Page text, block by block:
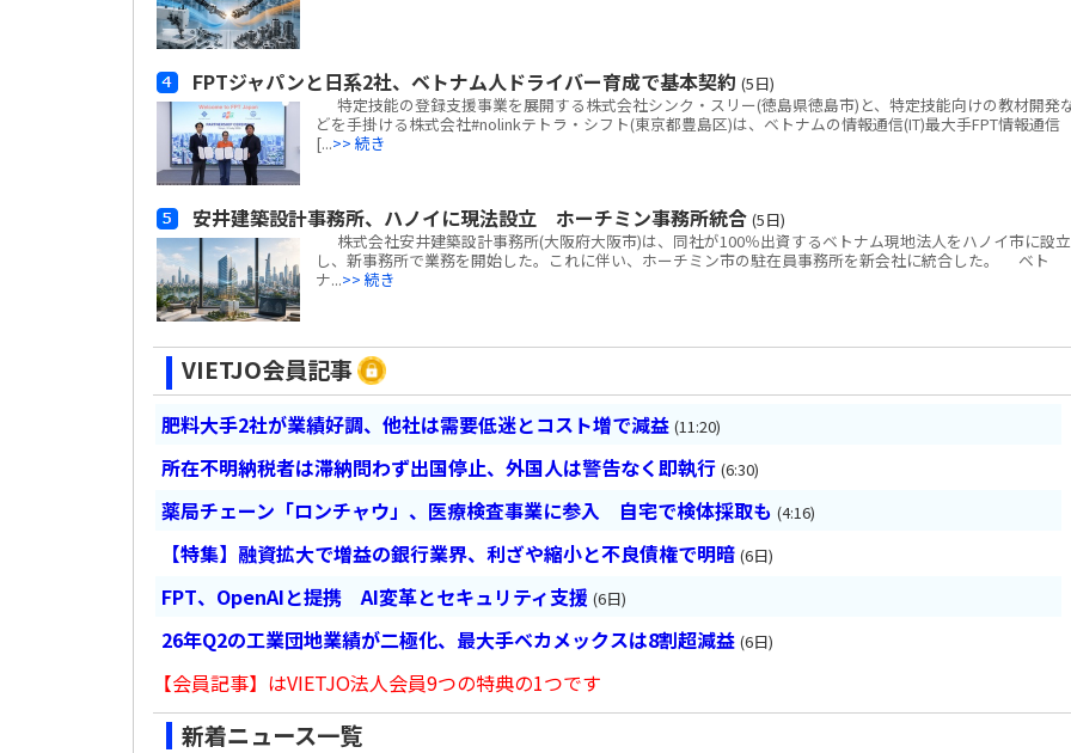
FPTジャパンと日系2社、ベトナム人ドライバー育成で基本契約 (5日)
特定技能の登録支援事業を展開する株式会社シンク・スリー(徳島県徳島市)と、特定技能向けの教材開発
どを手掛ける株式会社#nolinkテトラ・シフト(東京都豊島区)は、ベトナムの情報通信(IT)最大手FPT情報通信
[...>> 続き
安井建築設計事務所、ハノイに現法設立 ホーチミン事務所統合 (5日)
株式会社安井建築設計事務所(大阪府大阪市)は、同社が100％出資するベトナム現地法人をハノイ市に設立
し、新事務所で業務を開始した。これに伴い、ホーチミン市の駐在員事務所を新会社に統合した。 ベト
ナ...>> 続き
VIETJO会員記事
肥料大手2社が業績好調、他社は需要低迷とコスト増で減益 (11:20)
所在不明納税者は滞納問わず出国停止、外国人は警告なく即執行 (6:30)
薬局チェーン「ロンチャウ」、医療検査事業に参入 自宅で検体採取も (4:16)
【特集】融資拡大で増益の銀行業界、利ざや縮小と不良債権で明暗 (6日)
FPT、OpenAIと提携 AI変革とセキュリティ支援 (6日)
26年Q2の工業団地業績が二極化、最大手ベカメックスは8割超減益 (6日)
【会員記事】はVIETJO法人会員9つの特典の1つです
新着ニュース一覧